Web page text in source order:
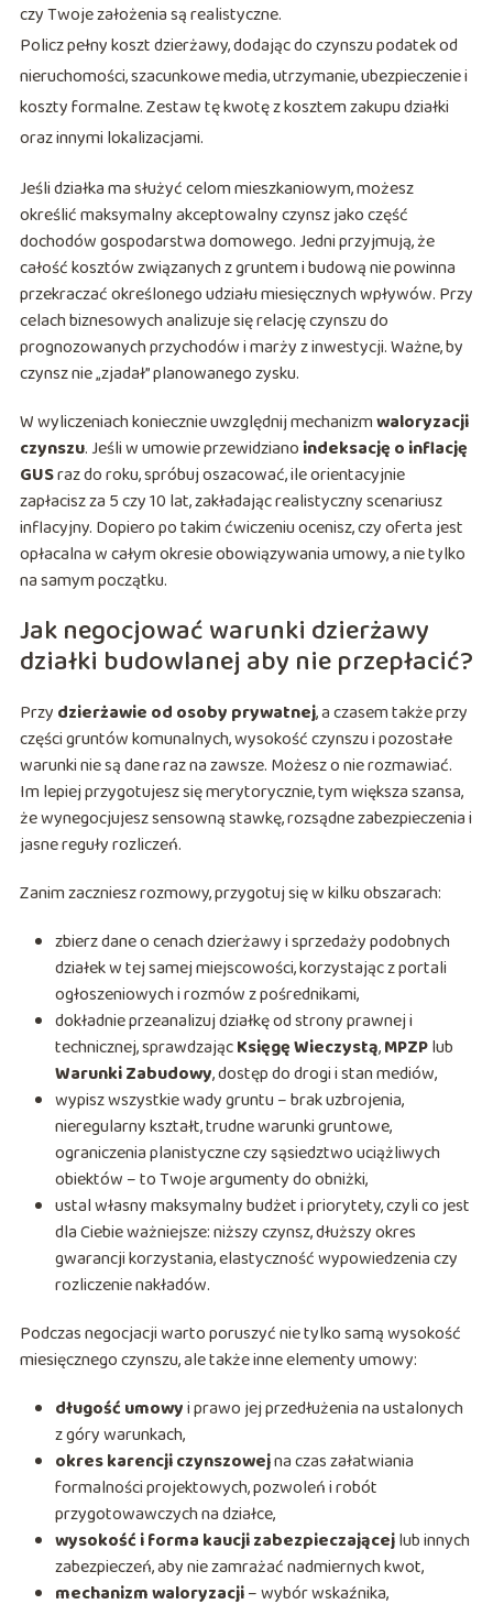
czy Twoje założenia są realistyczne.
Policz pełny koszt dzierżawy, dodając do czynszu podatek od
nieruchomości, szacunkowe media, utrzymanie, ubezpieczenie i
koszty formalne. Zestaw tę kwotę z kosztem zakupu działki
oraz innymi lokalizacjami.
Jeśli działka ma służyć celom mieszkaniowym, możesz
określić maksymalny akceptowalny czynsz jako część
dochodów gospodarstwa domowego. Jedni przyjmują, że
całość kosztów związanych z gruntem i budową nie powinna
przekraczać określonego udziału miesięcznych wpływów. Przy
celach biznesowych analizuje się relację czynszu do
prognozowanych przychodów i marży z inwestycji. Ważne, by
czynsz nie „zjadał” planowanego zysku.
W wyliczeniach koniecznie uwzględnij mechanizmwaloryzacji
czynszu. Jeśli w umowie przewidziano indeksację o inflację
GUSraz do roku, spróbuj oszacować, ile orientacyjnie
zapłacisz za 5 czy 10 lat, zakładając realistyczny scenariusz
inflacyjny. Dopiero po takim ćwiczeniu ocenisz, czy oferta jest
opłacalna w całym okresie obowiązywania umowy, a nie tylko
na samym początku.
Jak negocjować warunki dzierżawy
działki budowlanej aby nie przepłacić?
Przy dzierżawie od osoby prywatnej, a czasem także przy
części gruntów komunalnych, wysokość czynszu i pozostałe
warunki nie są dane raz na zawsze. Możesz o nie rozmawiać.
Im lepiej przygotujesz się merytorycznie, tym większa szansa,
że wynegocjujesz sensowną stawkę, rozsądne zabezpieczenia i
jasne reguły rozliczeń.
Zanim zaczniesz rozmowy, przygotuj się w kilku obszarach:
zbierz dane o cenach dzierżawy i sprzedaży podobnych
działek w tej samej miejscowości, korzystając z portali
ogłoszeniowych i rozmów z pośrednikami,
dokładnie przeanalizuj działkę od strony prawnej i
technicznej, sprawdzającKsięgę Wieczystą,MPZPlub
Warunki Zabudowy, dostęp do drogi i stan mediów,
wypisz wszystkie wady gruntu – brak uzbrojenia,
nieregularny kształt, trudne warunki gruntowe,
ograniczenia planistyczne czy sąsiedztwo uciążliwych
obiektów – to Twoje argumenty do obniżki,
ustal własny maksymalny budżet i priorytety, czyli co jest
dla Ciebie ważniejsze: niższy czynsz, dłuższy okres
gwarancji korzystania, elastyczność wypowiedzenia czy
rozliczenie nakładów.
Podczas negocjacji warto poruszyć nie tylko samą wysokość
miesięcznego czynszu, ale także inne elementy umowy:
długość umowyi prawo jej przedłużenia na ustalonych
z góry warunkach,
okres karencji czynszowejna czas załatwiania
formalności projektowych, pozwoleń i robót
przygotowawczych na działce,
wysokość i forma kaucji zabezpieczającejlub innych
zabezpieczeń, aby nie zamrażać nadmiernych kwot,
mechanizm waloryzacji– wybór wskaźnika,